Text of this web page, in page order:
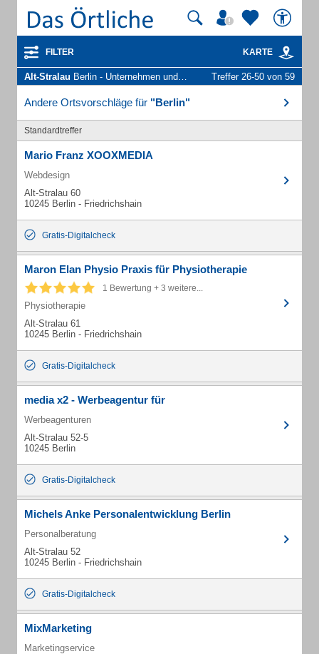
FILTER KARTE
Alt-Stralau Berlin - Unternehmen und Personen Treffer 26-50 von 59
Andere Ortsvorschläge für "Berlin"
Standardtreffer
Mario Franz XOOXMEDIA
Webdesign
Alt-Stralau 60
10245 Berlin - Friedrichshain
Gratis-Digitalcheck
Maron Elan Physio Praxis für Physiotherapie
1 Bewertung + 3 weitere...
Physiotherapie
Alt-Stralau 61
10245 Berlin - Friedrichshain
Gratis-Digitalcheck
media x2 - Werbeagentur für
Werbeagenturen
Alt-Stralau 52-5
10245 Berlin
Gratis-Digitalcheck
Michels Anke Personalentwicklung Berlin
Personalberatung
Alt-Stralau 52
10245 Berlin - Friedrichshain
Gratis-Digitalcheck
MixMarketing
Marketingservice